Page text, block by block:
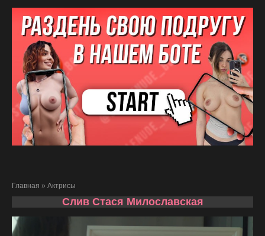
Главная » Актрисы
Слив Стася Милославская